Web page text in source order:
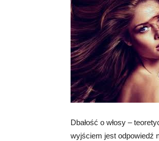
Dbałość o włosy –
wyjściem jest odpowiedź